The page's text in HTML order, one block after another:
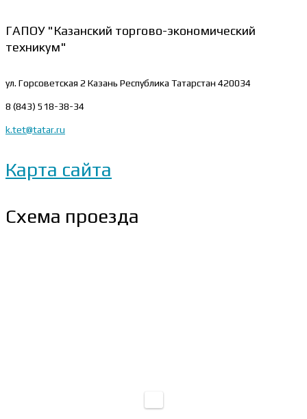
ГАПОУ "Казанский торгово-экономический
техникум"
ул. Горсоветская 2 Казань Республика Татарстан 420034
8 (843) 518-38-34
k.tet@tatar.ru
Карта сайта
Схема проезда